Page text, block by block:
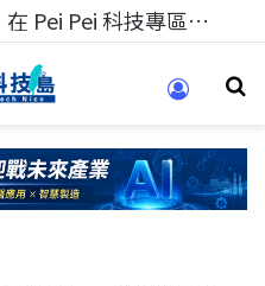
科技專區!